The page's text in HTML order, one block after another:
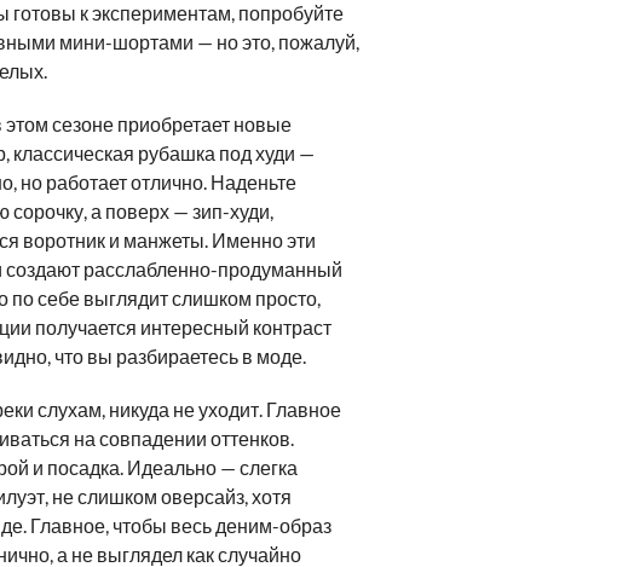
готовы к экспериментам, попробуйте
мини-шортами — но это, пожалуй,
сезоне приобретает новые
рубашка под худи —
но работает отлично. Наденьте
сорочку, а поверх — зип-худи,
воротник и манжеты. Именно эти
создают расслабленно-продуманный
по себе выглядит слишком просто,
получается интересный контраст
что вы разбираетесь в моде.
слухам, никуда не уходит. Главное
на совпадении оттенков.
и посадка. Идеально — слегка
не слишком оверсайз, хотя
Главное, чтобы весь деним-образ
а не выглядел как случайно